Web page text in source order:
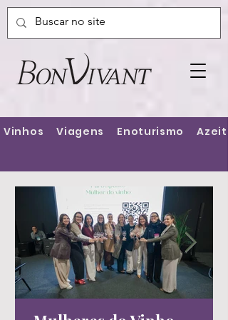
Vinhos Viagens Enoturismo